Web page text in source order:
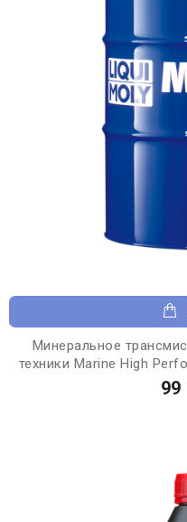
Минеральное
техники Marine High
99